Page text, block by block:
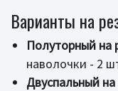
Варианты на
Полуторный на
наволочки - 2
Двуспальный